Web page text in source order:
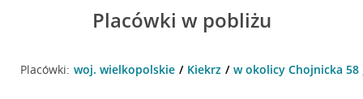
Placówki w pobliżu
Placówki: woj. wielkopolskie Kiekrz w okolicy Chojnicka 58